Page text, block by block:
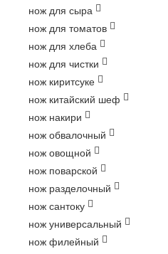
нож для сыра
нож для томатов
нож для хлеба
нож для чистки
нож киритсуке
нож китайский шеф
нож накири
нож обвалочный
нож овощной
нож поварской
нож разделочный
нож сантоку
нож универсальный
нож филейный